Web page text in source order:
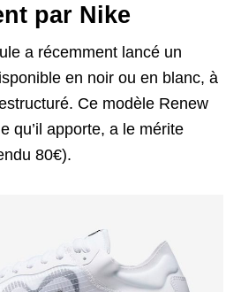
par Nike
a récemment lancé un
en noir ou en blanc, à
Ce modèle Renew
qu’il apporte, a le mérite
80€).